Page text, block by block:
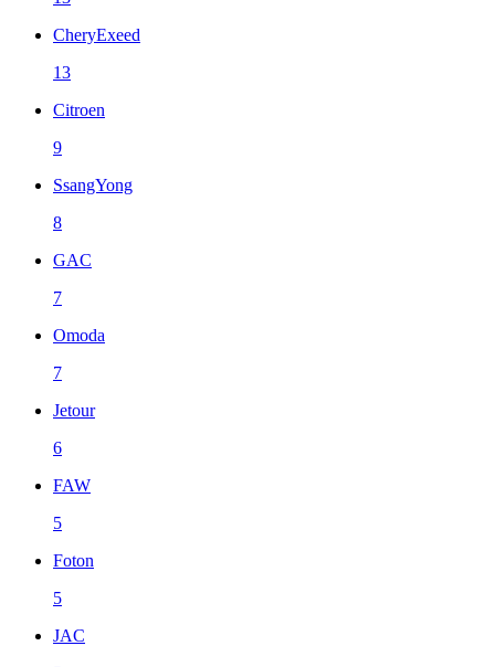
CheryExeed
13
Citroen
9
SsangYong
8
GAC
7
Omoda
7
Jetour
6
FAW
5
Foton
5
JAC